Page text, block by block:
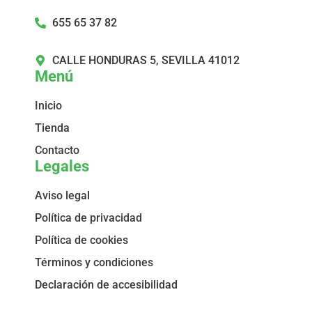
Menú
Inicio
Tienda
Contacto
Legales
Aviso legal
Política de privacidad
Política de cookies
Términos y condiciones
Declaración de accesibilidad
655 65 37 82
CALLE HONDURAS 5, SEVILLA 41012